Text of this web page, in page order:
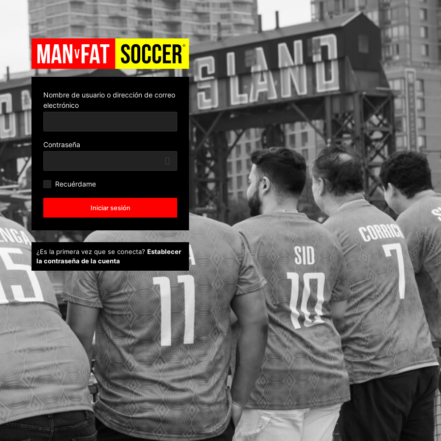
Nombre de usuario o dirección de correo
electrónico
Contraseña
Recuérdame
¿Es la primera vez que se conecta? Establecer
la contraseña de la cuenta